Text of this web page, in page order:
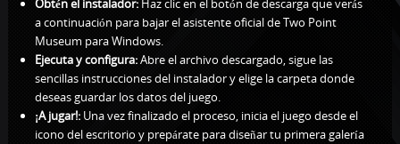
Obtén el instalador:Haz clic en el botón de descarga que verás
a continuación para bajar el asistente oficial de Two Point
Museum para Windows.
Ejecuta y configura:Abre el archivo descargado, sigue las
sencillas instrucciones del instalador y elige la carpeta donde
deseas guardar los datos del juego.
¡A jugar!:Una vez finalizado el proceso, inicia el juego desde el
icono del escritorio y prepárate para diseñar tu primera galería